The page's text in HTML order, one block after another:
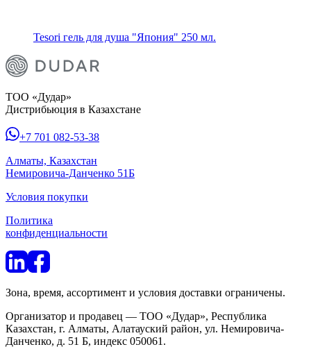
Tesori гель для душа "Япония" 250 мл.
ТОО «Дудар»
Дистрибьюция в Казахстане
+7 701 082-53-38
Алматы, Казахстан
Немировича-Данченко 51Б
Условия покупки
Политика
конфиденциальности
Зона, время, ассортимент и условия доставки ограничены.
Организатор и продавец — ТОО «Дудар», Республика
Казахстан, г. Алматы, Алатауский район, ул. Немировича-
Данченко, д. 51 Б, индекс 050061.